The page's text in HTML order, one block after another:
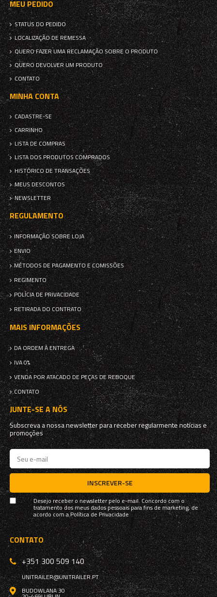
MEU PEDIDO
STATUS DO PEDIDO
LOCALIZAÇÃO DE REMESSA
QUERO FAZER UMA RECLAMAÇÃO SOBRE O PRODUTO
QUERO DEVOLVER UM PRODUTO
CONTATO
MINHA CONTA
CADASTRE-SE
CARRINHO
LISTA DE COMPRAS
LISTA DOS PRODUTOS COMPRADOS
HISTÓRICO DE TRANSAÇÕES
MEUS DESCONTOS
NEWSLETTER
REGULAMENTO
INFORMAÇÃO SOBRE LOJA
ENVIO
MÉTODOS DE PAGAMENTO E COMISSÕES
REGIMENTO
POLÍCIA DE PRIVACIDADE
RETIRADA DO CONTRATO
MAIS INFORMAÇÕES
DA ORDEM À ENTREGA
IVA 0%
VENDA POR ATACADO DE PEÇAS DE REBOQUE
CONTATO
JUNTE-SE A NÓS
Subscreva a nossa newsletter para receber regularmente notícias e
promoções
INSCREVER-SE
Desejo receber o newsletter pelo e-mail. Concordo com o
tratamento dos meus dados pessoais para fins de marketing, de
acordo com aPolítica de Privacidade
CONTATO
+351 300 509 140
UNITRAILER@UNITRAILER.PT
BUDOWLANA 30